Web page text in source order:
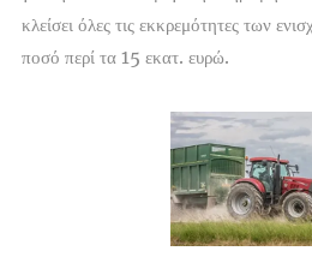
κλείσει όλες τις εκκρεμότητες των
ποσό περί τα 15 εκατ. ευρώ.